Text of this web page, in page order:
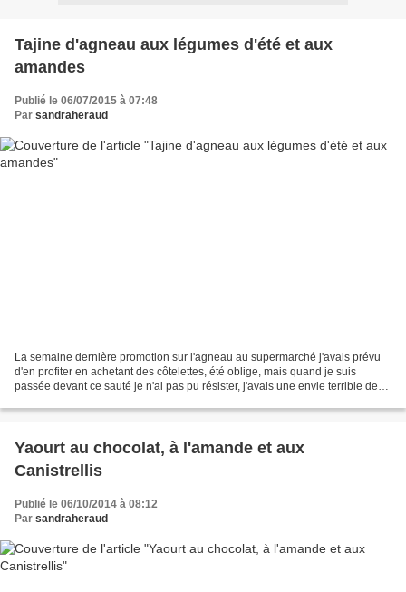
Tajine d'agneau aux légumes d'été et aux
amandes
Publié le 06/07/2015 à 07:48
Par sandraheraud
La semaine dernière promotion sur l'agneau au supermarché j'avais prévu
d'en profiter en achetant des côtelettes, été oblige, mais quand je suis
passée devant ce sauté je n'ai pas pu résister, j'avais une envie terrible de
Yaourt au chocolat, à l'amande et aux
Canistrellis
Publié le 06/10/2014 à 08:12
Par sandraheraud